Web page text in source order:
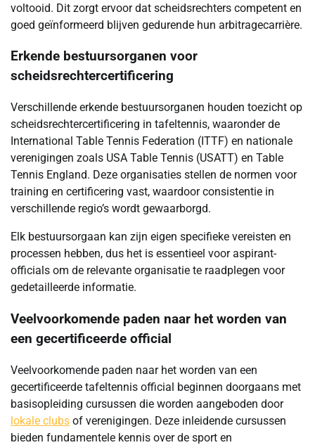
voltooid. Dit zorgt ervoor dat scheidsrechters competent en
goed geïnformeerd blijven gedurende hun arbitragecarrière.
Erkende bestuursorganen voor
scheidsrechtercertificering
Verschillende erkende bestuursorganen houden toezicht op
scheidsrechtercertificering in tafeltennis, waaronder de
International Table Tennis Federation (ITTF) en nationale
verenigingen zoals USA Table Tennis (USATT) en Table
Tennis England. Deze organisaties stellen de normen voor
training en certificering vast, waardoor consistentie in
verschillende regio’s wordt gewaarborgd.
Elk bestuursorgaan kan zijn eigen specifieke vereisten en
processen hebben, dus het is essentieel voor aspirant-
officials om de relevante organisatie te raadplegen voor
gedetailleerde informatie.
Veelvoorkomende paden naar het worden van
een gecertificeerde official
Veelvoorkomende paden naar het worden van een
gecertificeerde tafeltennis official beginnen doorgaans met
basisopleiding cursussen die worden aangeboden door
lokale clubs of verenigingen. Deze inleidende cursussen
bieden fundamentele kennis over de sport en